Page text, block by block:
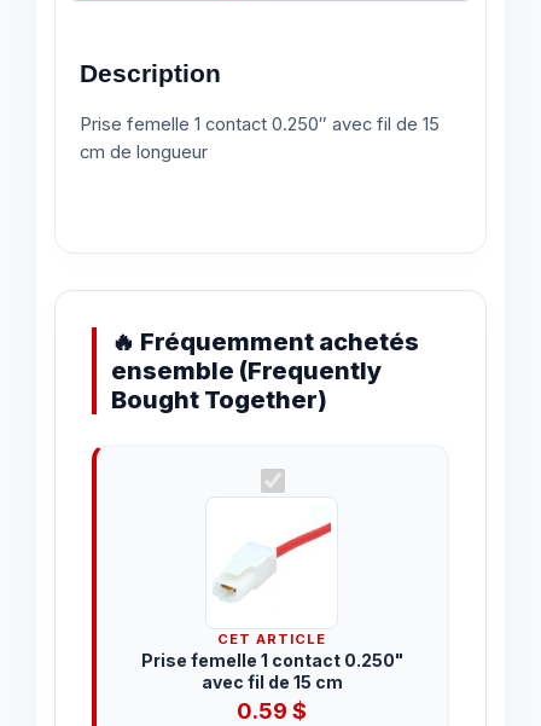
Description
Prise femelle 1 contact 0.250″ avec fil de 15
cm de longueur
🔥 Fréquemment achetés
ensemble (Frequently
Bought Together)
CET ARTICLE
Prise femelle 1 contact 0.250"
avec fil de 15 cm
0.59$